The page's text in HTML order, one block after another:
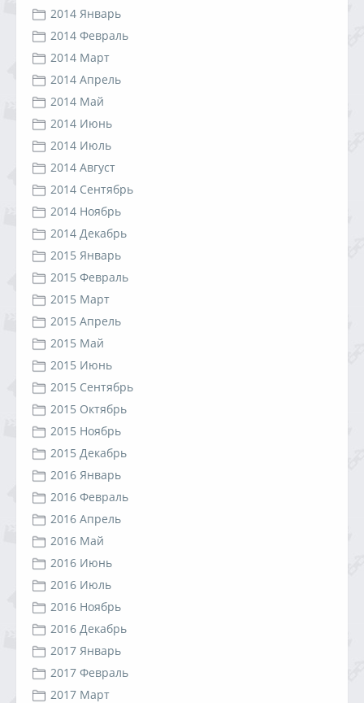
2014 Январь
2014 Февраль
2014 Март
2014 Апрель
2014 Май
2014 Июнь
2014 Июль
2014 Август
2014 Сентябрь
2014 Ноябрь
2014 Декабрь
2015 Январь
2015 Февраль
2015 Март
2015 Апрель
2015 Май
2015 Июнь
2015 Сентябрь
2015 Октябрь
2015 Ноябрь
2015 Декабрь
2016 Январь
2016 Февраль
2016 Апрель
2016 Май
2016 Июнь
2016 Июль
2016 Ноябрь
2016 Декабрь
2017 Январь
2017 Февраль
2017 Март